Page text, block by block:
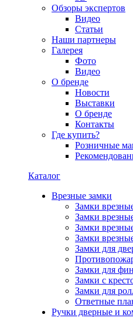
Обзоры экспертов
Видео
Статьи
Наши партнеры
Галерея
Фото
Видео
О бренде
Новости
Выставки
О бренде
Контакты
Где купить?
Розничные
Каталог
Врезные замки
Замки
Замки
Замки
Замки
Замки для
Замки для
Замки с
Замки для
Ответные
Ручки дверные и